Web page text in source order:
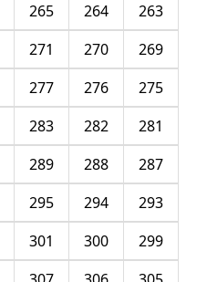
263
264
265
269
270
271
275
276
277
281
282
283
287
288
289
293
294
295
299
300
301